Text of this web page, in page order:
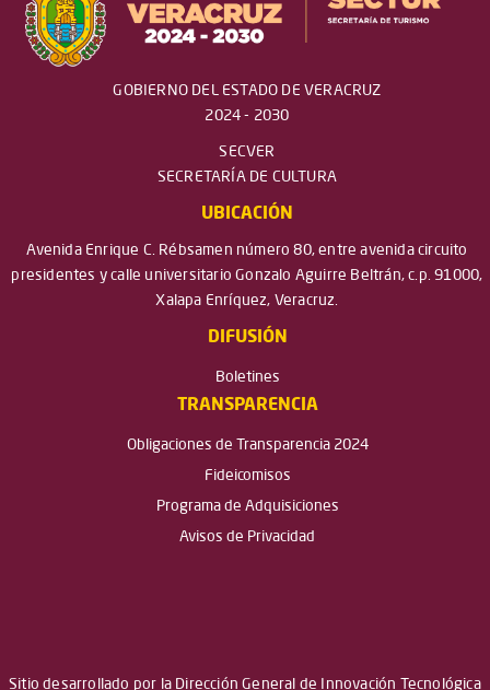
GOBIERNO DEL ESTADO DE VERACRUZ
2024 - 2030
SECVER
SECRETARÍA DE CULTURA
UBICACIÓN
Avenida Enrique C. Rébsamen número 80, entre avenida circuito
presidentes y calle universitario Gonzalo Aguirre Beltrán, c.p. 91000,
Xalapa Enríquez, Veracruz.
DIFUSIÓN
Boletines
TRANSPARENCIA
Obligaciones de Transparencia 2024
Fideicomisos
Programa de Adquisiciones
Avisos de Privacidad
Sitio desarrollado por la Dirección General de Innovación Tecnológica